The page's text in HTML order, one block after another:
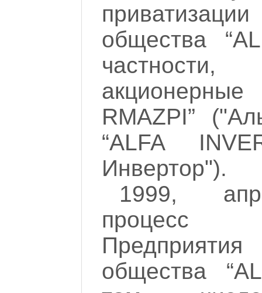
общества
RMAZPI”
“ALFA
Инвертoр").
1999,
процесс
общества